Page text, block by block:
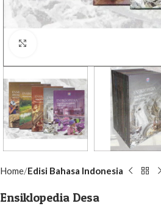
Home Edisi Bahasa Indonesia
Ensiklopedia Desa